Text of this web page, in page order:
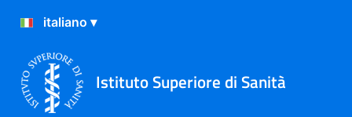
Istituto Superiore di Sanità